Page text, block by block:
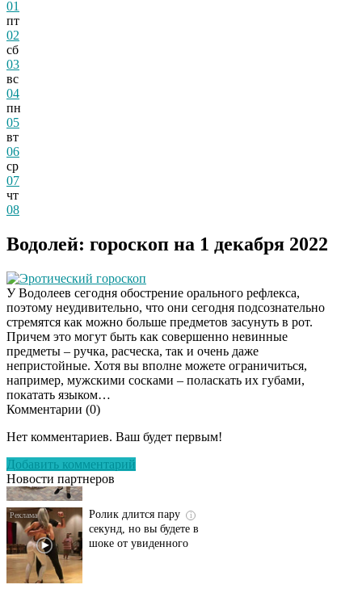
01
пт
02
сб
03
вс
04
пн
05
вт
06
ср
07
чт
08
Водолей: гороскоп на 1 декабря 2022
Эротический гороскоп
У Водолеев сегодня обострение орального рефлекса,
поэтому неудивительно, что они сегодня подсознательно
стремятся как можно больше предметов засунуть в рот.
Причем это могут быть как совершенно невинные
предметы – ручка, расческа, так и очень даже
непристойные. Хотя вы вполне можете ограничиться,
например, мужскими сосками – поласкать их губами,
покатать языком…
Комментарии (0)
Нет комментариев. Ваш будет первым!
Добавить комментарий
Новости партнеров
Этот танец невесты
Пересмотрела 10 раз
секунд, но вы будете в
шоке от увиденного